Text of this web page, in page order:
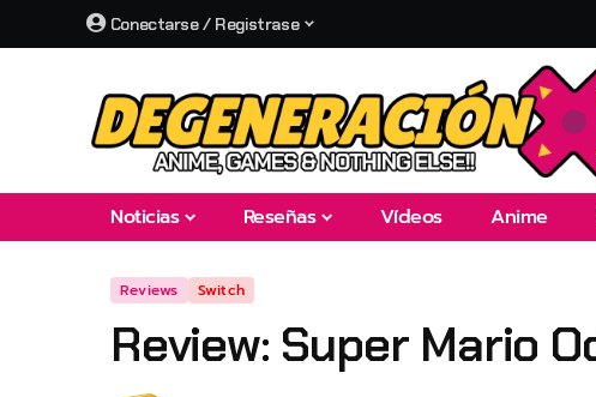
Conectarse / Registrase
Noticias Reseñas Vídeos Anime
Reviews Switch
Review: Super Mario